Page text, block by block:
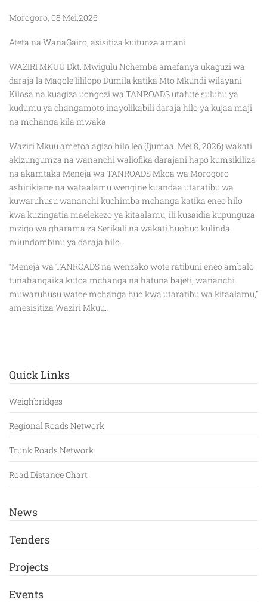
Morogoro, 08 Mei,2026
Ateta na WanaGairo, asisitiza kuitunza amani
WAZIRI MKUU Dkt. Mwigulu Nchemba amefanya ukaguzi wa
daraja la Magole lililopo Dumila katika Mto Mkundi wilayani
Kilosa na kuagiza uongozi wa TANROADS utafute suluhu ya
kudumu ya changamoto inayolikabili daraja hilo ya kujaa maji
na mchanga kila mwaka.
Waziri Mkuu ametoa agizo hilo leo (Ijumaa, Mei 8, 2026) wakati
akizungumza na wananchi waliofika darajani hapo kumsikiliza
na akamtaka Meneja wa TANROADS Mkoa wa Morogoro
ashirikiane na wataalamu wengine kuandaa utaratibu wa
kuwaruhusu wananchi kuchimba mchanga katika eneo hilo
kwa kuzingatia maelekezo ya kitaalamu, ili kusaidia kupunguza
mzigo wa gharama za Serikali na wakati huohuo kulinda
miundombinu ya daraja hilo.
“Meneja wa TANROADS na wenzako wote ratibuni eneo ambalo
tunahangaika kutoa mchanga na hatuna bajeti, wananchi
muwaruhusu watoe mchanga huo kwa utaratibu wa kitaalamu,”
amesisitiza Waziri Mkuu.
Quick Links
Weighbridges
Regional Roads Network
Trunk Roads Network
Road Distance Chart
News
Tenders
Projects
Events